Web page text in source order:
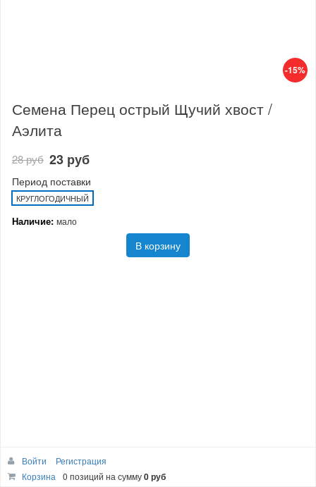
-15%
Семена Перец острый Щучий хвост /
Аэлита
28 руб 23 руб
Период поставки
КРУГЛОГОДИЧНЫЙ
Наличие: мало
В корзину
Войти
Регистрация
Корзина
0 позиций на сумму0 руб